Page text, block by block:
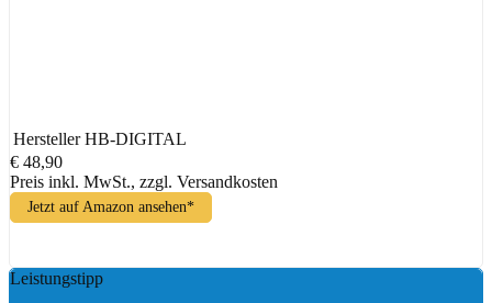
Hersteller HB-DIGITAL
€ 48,90
Preis inkl. MwSt., zzgl. Versandkosten
Jetzt auf Amazon ansehen*
Leistungstipp